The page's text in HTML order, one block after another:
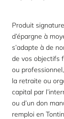
Produit
d’épargne à
s’adapte à de
de vos objectifs
ou
la retraite ou
capital par
ou d’un don
remploi en